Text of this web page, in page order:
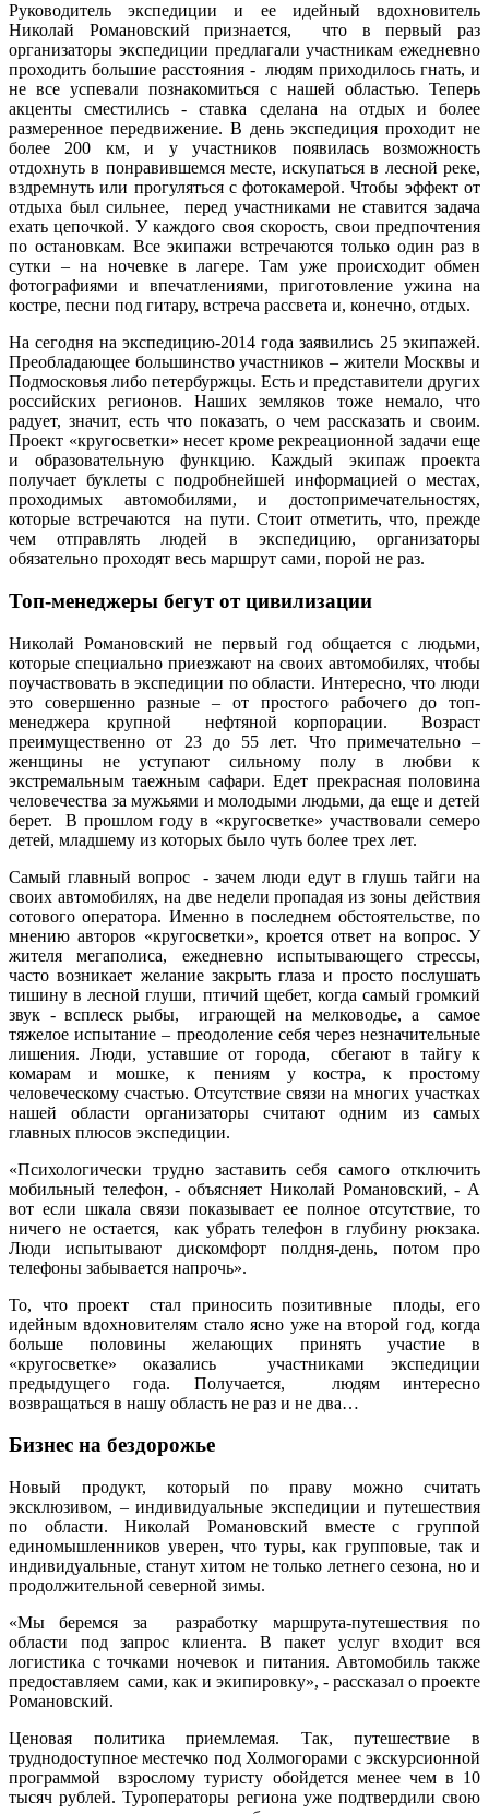
Руководитель экспедиции и ее идейный вдохновитель
Николай Романовский признается, что в первый раз
организаторы экспедиции предлагали участникам ежедневно
проходить большие расстояния - людям приходилось гнать, и
не все успевали познакомиться с нашей областью. Теперь
акценты сместились - ставка сделана на отдых и более
размеренное передвижение. В день экспедиция проходит не
более 200 км, и у участников появилась возможность
отдохнуть в понравившемся месте, искупаться в лесной реке,
вздремнуть или прогуляться с фотокамерой. Чтобы эффект от
отдыха был сильнее, перед участниками не ставится задача
ехать цепочкой. У каждого своя скорость, свои предпочтения
по остановкам. Все экипажи встречаются только один раз в
сутки – на ночевке в лагере. Там уже происходит обмен
фотографиями и впечатлениями, приготовление ужина на
костре, песни под гитару, встреча рассвета и, конечно, отдых.
На сегодня на экспедицию-2014 года заявились 25 экипажей.
Преобладающее большинство участников – жители Москвы и
Подмосковья либо петербуржцы. Есть и представители других
российских регионов. Наших земляков тоже немало, что
радует, значит, есть что показать, о чем рассказать и своим.
Проект «кругосветки» несет кроме рекреационной задачи еще
и образовательную функцию. Каждый экипаж проекта
получает буклеты с подробнейшей информацией о местах,
проходимых автомобилями, и достопримечательностях,
которые встречаются на пути. Стоит отметить, что, прежде
чем отправлять людей в экспедицию, организаторы
обязательно проходят весь маршрут сами, порой не раз.
Топ-менеджеры бегут от цивилизации
Николай Романовский не первый год общается с людьми,
которые специально приезжают на своих автомобилях, чтобы
поучаствовать в экспедиции по области. Интересно, что люди
это совершенно разные – от простого рабочего до топ-
менеджера крупной нефтяной корпорации. Возраст
преимущественно от 23 до 55 лет. Что примечательно –
женщины не уступают сильному полу в любви к
экстремальным таежным сафари. Едет прекрасная половина
человечества за мужьями и молодыми людьми, да еще и детей
берет. В прошлом году в «кругосветке» участвовали семеро
детей, младшему из которых было чуть более трех лет.
Самый главный вопрос - зачем люди едут в глушь тайги на
своих автомобилях, на две недели пропадая из зоны действия
сотового оператора. Именно в последнем обстоятельстве, по
мнению авторов «кругосветки», кроется ответ на вопрос. У
жителя мегаполиса, ежедневно испытывающего стрессы,
часто возникает желание закрыть глаза и просто послушать
тишину в лесной глуши, птичий щебет, когда самый громкий
звук - всплеск рыбы, играющей на мелководье, а самое
тяжелое испытание – преодоление себя через незначительные
лишения. Люди, уставшие от города, сбегают в тайгу к
комарам и мошке, к пениям у костра, к простому
человеческому счастью. Отсутствие связи на многих участках
нашей области организаторы считают одним из самых
главных плюсов экспедиции.
«Психологически трудно заставить себя самого отключить
мобильный телефон, - объясняет Николай Романовский, - А
вот если шкала связи показывает ее полное отсутствие, то
ничего не остается, как убрать телефон в глубину рюкзака.
Люди испытывают дискомфорт полдня-день, потом про
телефоны забывается напрочь».
То, что проект стал приносить позитивные плоды, его
идейным вдохновителям стало ясно уже на второй год, когда
больше половины желающих принять участие в
«кругосветке» оказались участниками экспедиции
предыдущего года. Получается, людям интересно
возвращаться в нашу область не раз и не два…
Бизнес на бездорожье
Новый продукт, который по праву можно считать
эксклюзивом, – индивидуальные экспедиции и путешествия
по области. Николай Романовский вместе с группой
единомышленников уверен, что туры, как групповые, так и
индивидуальные, станут хитом не только летнего сезона, но и
продолжительной северной зимы.
«Мы беремся за разработку маршрута-путешествия по
области под запрос клиента. В пакет услуг входит вся
логистика с точками ночевок и питания. Автомобиль также
предоставляем сами, как и экипировку», - рассказал о проекте
Романовский.
Ценовая политика приемлемая. Так, путешествие в
труднодоступное местечко под Холмогорами с экскурсионной
программой взрослому туристу обойдется менее чем в 10
тысяч рублей. Туроператоры региона уже подтвердили свою